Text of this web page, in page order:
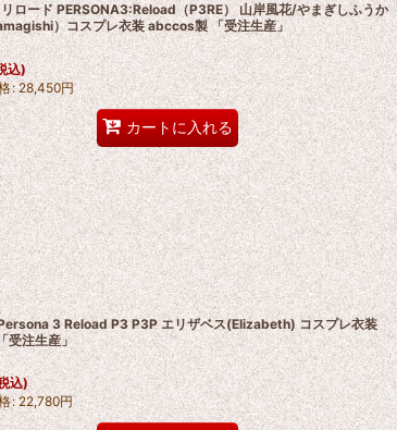
ロード PERSONA3:Reload（P3RE） 山岸風花/やまぎしふうか
）コスプレ衣装 abccos製 「受注生産」
込)
: 28,450円
カートに入れる
3 Reload P3 P3P エリザベス(Elizabeth) コスプレ衣装
受注生産」
込)
: 22,780円